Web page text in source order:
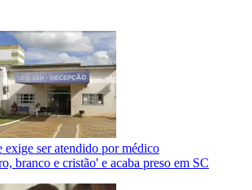
exige ser atendido por médico
branco e cristão' e acaba preso em SC